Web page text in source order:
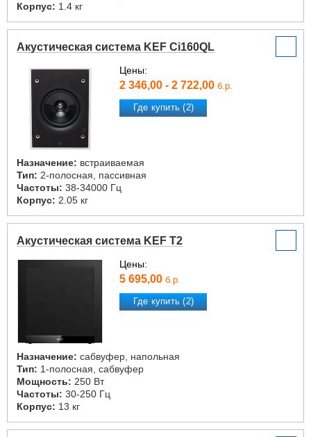
Корпус: 1.4 кг
Акустическая система KEF Ci160QL
Цены:
2 346,00 - 2 722,00 б.р.
Где купить (2)
Назначение: встраиваемая
Тип: 2-полосная, пассивная
Частоты: 38-34000 Гц
Корпус: 2.05 кг
Акустическая система KEF T2
Цены:
5 695,00 б.р.
Где купить (2)
Назначение: сабвуфер, напольная
Тип: 1-полосная, сабвуфер
Мощность: 250 Вт
Частоты: 30-250 Гц
Корпус: 13 кг